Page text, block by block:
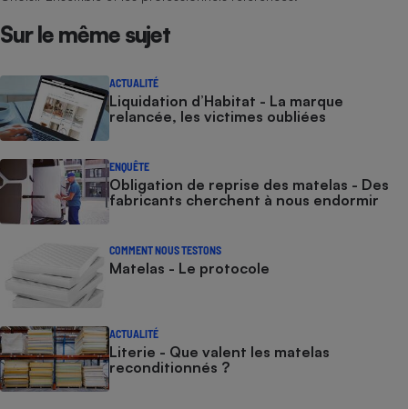
Sur le même sujet
ACTUALITÉ
Liquidation d’Habitat - La marque
relancée, les victimes oubliées
ENQUÊTE
Obligation de reprise des matelas - Des
fabricants cherchent à nous endormir
COMMENT NOUS TESTONS
Matelas - Le protocole
ACTUALITÉ
Literie - Que valent les matelas
reconditionnés ?